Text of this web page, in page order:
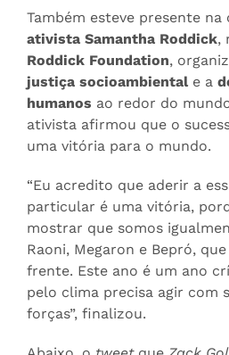
Também esteve presente na
ativista Samantha Roddick,
Roddick Foundation,
justiça socioambientale a
humanos ao redor do
ativista afirmou que o
uma vitória para o mundo.
“Eu acredito que aderir a
particular é uma vitória,
mostrar que somos
Raoni, Megaron e Bepró,
frente. Este ano é um ano
pelo clima precisa agir com
forças”, finalizou.